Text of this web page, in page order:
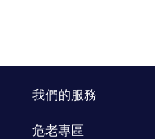
我們的服務
危老專區